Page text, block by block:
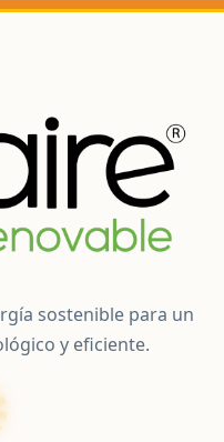
sostenible para un
y eficiente.